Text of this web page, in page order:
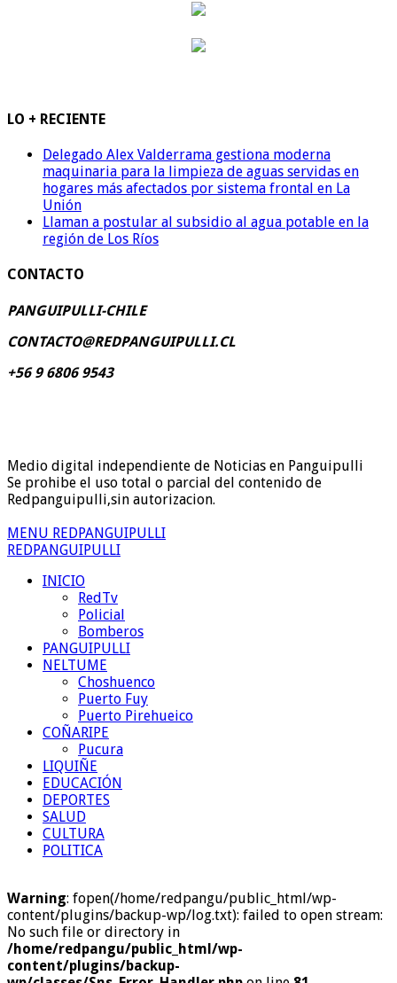
LO + RECIENTE
Delegado Alex Valderrama gestiona moderna
maquinaria para la limpieza de aguas servidas en
hogares más afectados por sistema frontal en La
Unión
Llaman a postular al subsidio al agua potable en la
región de Los Ríos
CONTACTO
PANGUIPULLI-CHILE
CONTACTO@REDPANGUIPULLI.CL
+56 9 6806 9543
Medio digital independiente de Noticias en Panguipulli
Se prohibe el uso total o parcial del contenido de
Redpanguipulli,sin autorizacion.
MENU REDPANGUIPULLI
REDPANGUIPULLI
INICIO
RedTv
Policial
Bomberos
PANGUIPULLI
NELTUME
Choshuenco
Puerto Fuy
Puerto Pirehueico
COÑARIPE
Pucura
LIQUIÑE
EDUCACIÓN
DEPORTES
SALUD
CULTURA
POLITICA
Warning: fopen(/home/redpangu/public_html/wp-
content/plugins/backup-wp/log.txt): failed to open stream:
No such file or directory in
/home/redpangu/public_html/wp-
content/plugins/backup-